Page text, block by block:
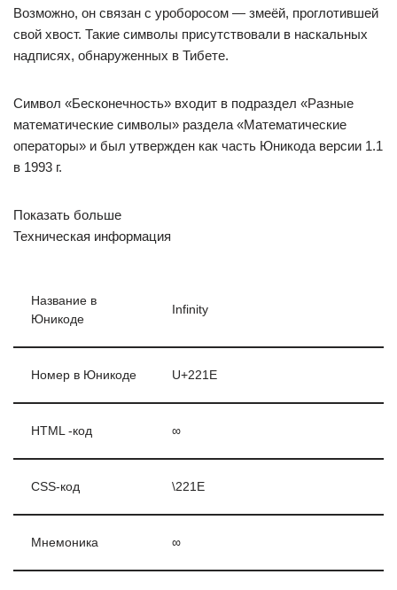
Возможно, он связан с уроборосом — змеёй, проглотившей
свой хвост. Такие символы присутствовали в наскальных
надписях, обнаруженных в Тибете.
Символ «Бесконечность» входит в подраздел «Разные
математические символы» раздела «Математические
операторы» и был утвержден как часть Юникода версии 1.1
в 1993 г.
Показать больше
Техническая информация
Название в
Юникоде
Infinity
Номер в Юникоде U+221E
HTML -код ∞
CSS-код \221E
Мнемоника ∞